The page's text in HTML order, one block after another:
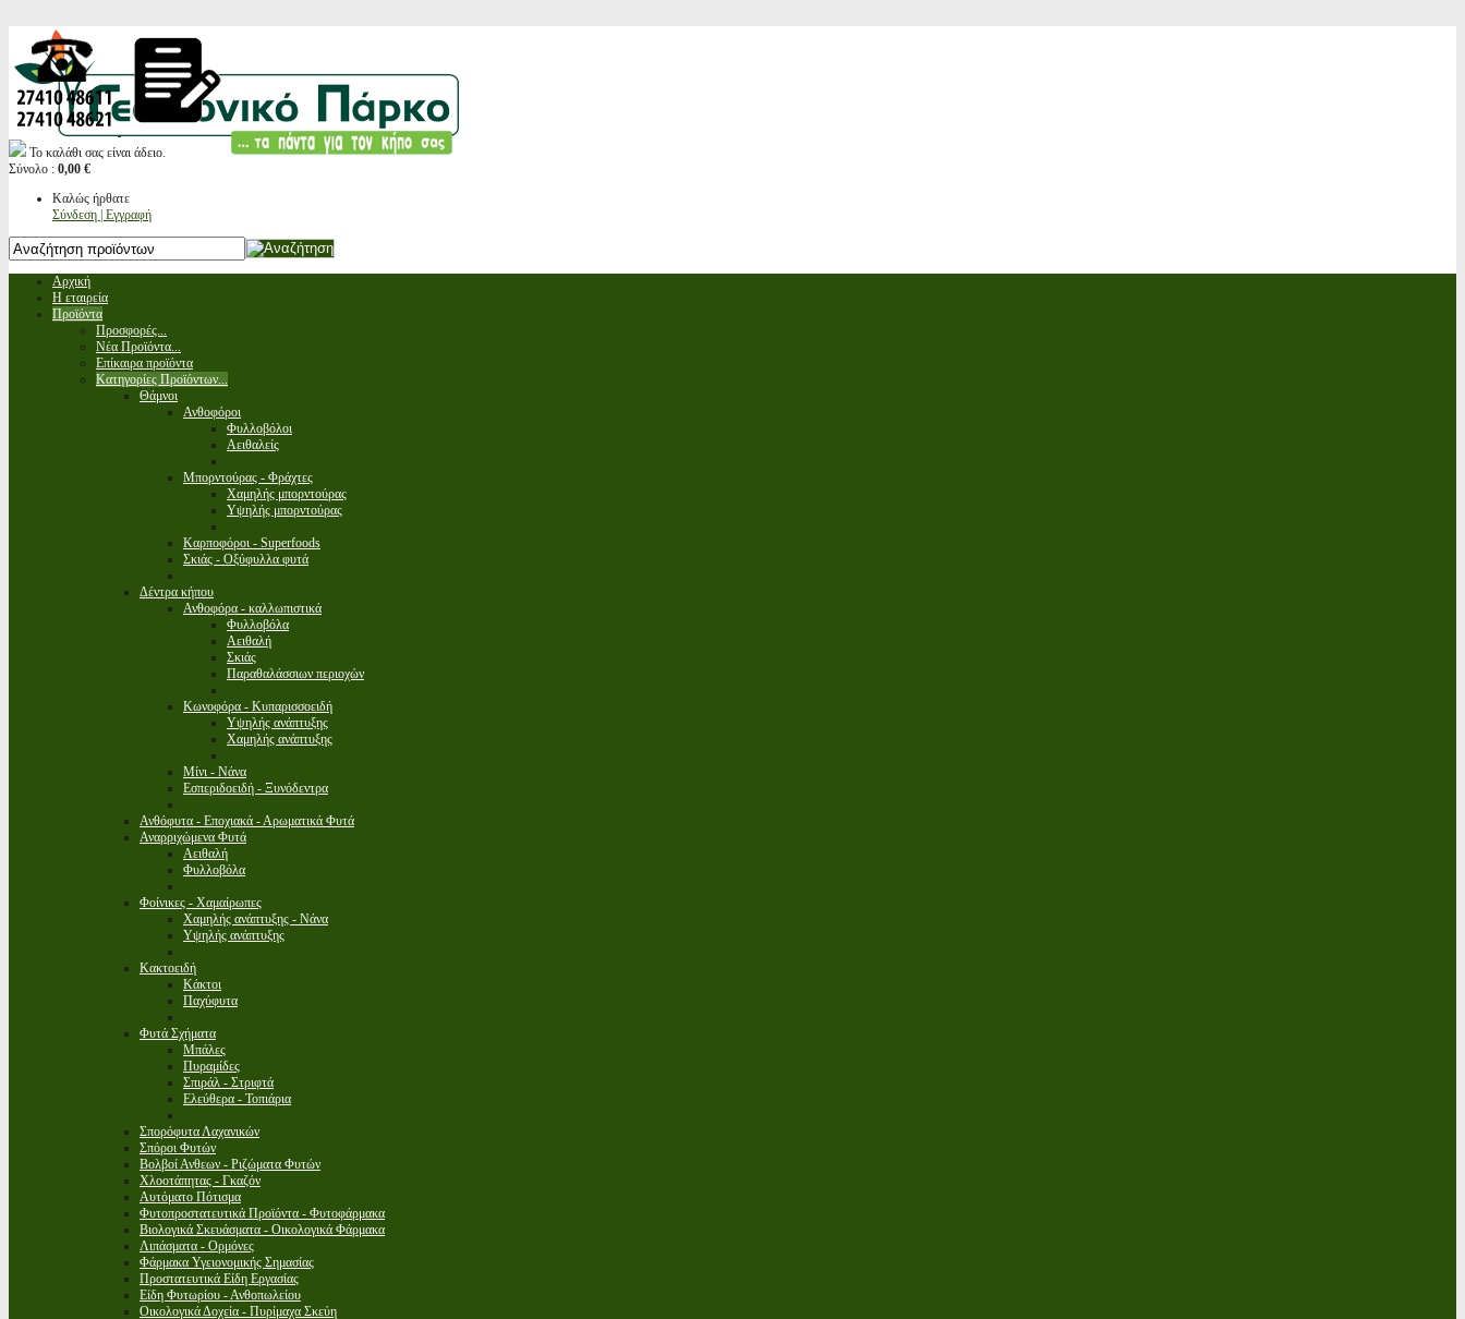
Το καλάθι σας είναι άδειο.
Σύνολο : 0,00 €
Καλώς ήρθατε
Σύνδεση | Εγγραφή
Αρχική
Η εταιρεία
Προϊόντα
Προσφορές...
Νέα Προϊόντα...
Επίκαιρα προϊόντα
Κατηγορίες Προϊόντων...
Θάμνοι
Ανθοφόροι
Φυλλοβόλοι
Αειθαλείς
Μπορντούρας - Φράχτες
Χαμηλής μπορντούρας
Υψηλής μπορντούρας
Καρποφόροι - Superfoods
Σκιάς - Οξύφυλλα φυτά
Δέντρα κήπου
Ανθοφόρα - καλλωπιστικά
Φυλλοβόλα
Αειθαλή
Σκιάς
Παραθαλάσσιων περιοχών
Κωνοφόρα - Κυπαρισσοειδή
Υψηλής ανάπτυξης
Χαμηλής ανάπτυξης
Μίνι - Νάνα
Εσπεριδοειδή - Ξυνόδεντρα
Ανθόφυτα - Εποχιακά - Αρωματικά Φυτά
Αναρριχώμενα Φυτά
Αειθαλή
Φυλλοβόλα
Φοίνικες - Χαμαίρωπες
Χαμηλής ανάπτυξης - Νάνα
Υψηλής ανάπτυξης
Κακτοειδή
Κάκτοι
Παχύφυτα
Φυτά Σχήματα
Μπάλες
Πυραμίδες
Σπιράλ - Στριφτά
Ελεύθερα - Τοπιάρια
Σπορόφυτα Λαχανικών
Σπόροι Φυτών
Βολβοί Ανθεων - Ριζώματα Φυτών
Χλοοτάπητας - Γκαζόν
Αυτόματο Πότισμα
Φυτοπροστατευτικά Προϊόντα - Φυτοφάρμακα
Βιολογικά Σκευάσματα - Οικολογικά Φάρμακα
Λιπάσματα - Ορμόνες
Φάρμακα Υγειονομικής Σημασίας
Προστατευτικά Είδη Εργασίας
Είδη Φυτωρίου - Ανθοπωλείου
Οικολογικά Δοχεία - Πυρίμαχα Σκεύη